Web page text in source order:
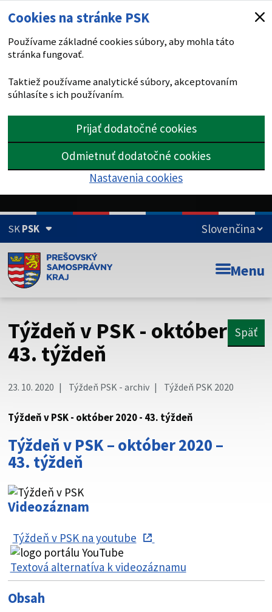
Cookies na stránke PSK
Používame základné cookies súbory, aby mohla táto
stránka fungovať.
Taktiež používame analytické súbory, akceptovaním
súhlasíte s ich používaním.
Prijať dodatočné cookies
Odmietnuť dodatočné cookies
Nastavenia cookies
SKPSK
Doména psk.sk je oficiálna
Toto je oficiálna webová stránka Prešovského
psk.sk.
Táto stránka je zabezpečená
cez zabezpečenú webovú stránku. Zabezpečená stránka
vždy začína https:// pred názvom domény webového sídla.
Menu
Týždeň v PSK - október
43. týždeň
Späť
23. 10. 2020 Týždeň PSK - archiv Týždeň PSK 2020
Týždeň v PSK - október 2020 - 43. týždeň
Týždeň v PSK – október 2020 –
43. týždeň
Týždeň v PSK na youtube
Textová alternatíva k videozáznamu
Videozáznam
Obsah